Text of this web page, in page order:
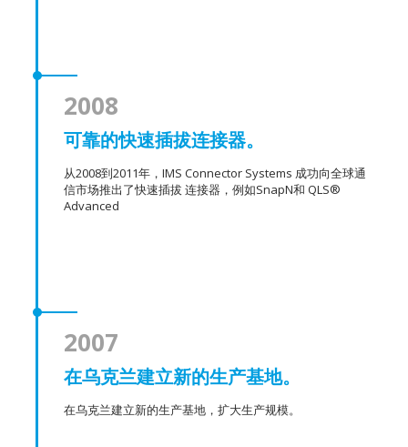
2008
可靠的快速插拔连接器。
从2008到2011年，IMS Connector Systems 成功向全球通
信市场推出了快速插拔 连接器，例如SnapN和 QLS®
Advanced
2007
在乌克兰建立新的生产基地。
在乌克兰建立新的生产基地，扩大生产规模。